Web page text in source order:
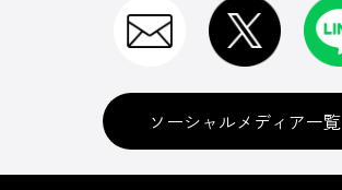
ソーシャルメディア一覧